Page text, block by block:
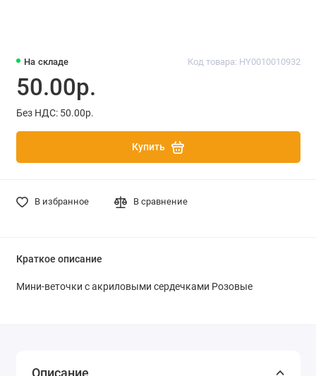
На складе Код товара: HY0010010932
50.00р.
Без НДС: 50.00р.
Купить
В избранное В сравнение
Краткое описание
Мини-веточки с акриловыми сердечками Розовые
Описание